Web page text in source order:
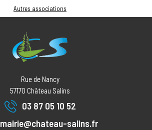
Autres associations
Rue de Nancy
57170 Château Salins
03 87 05 10 52
mairie@chateau-salins.fr